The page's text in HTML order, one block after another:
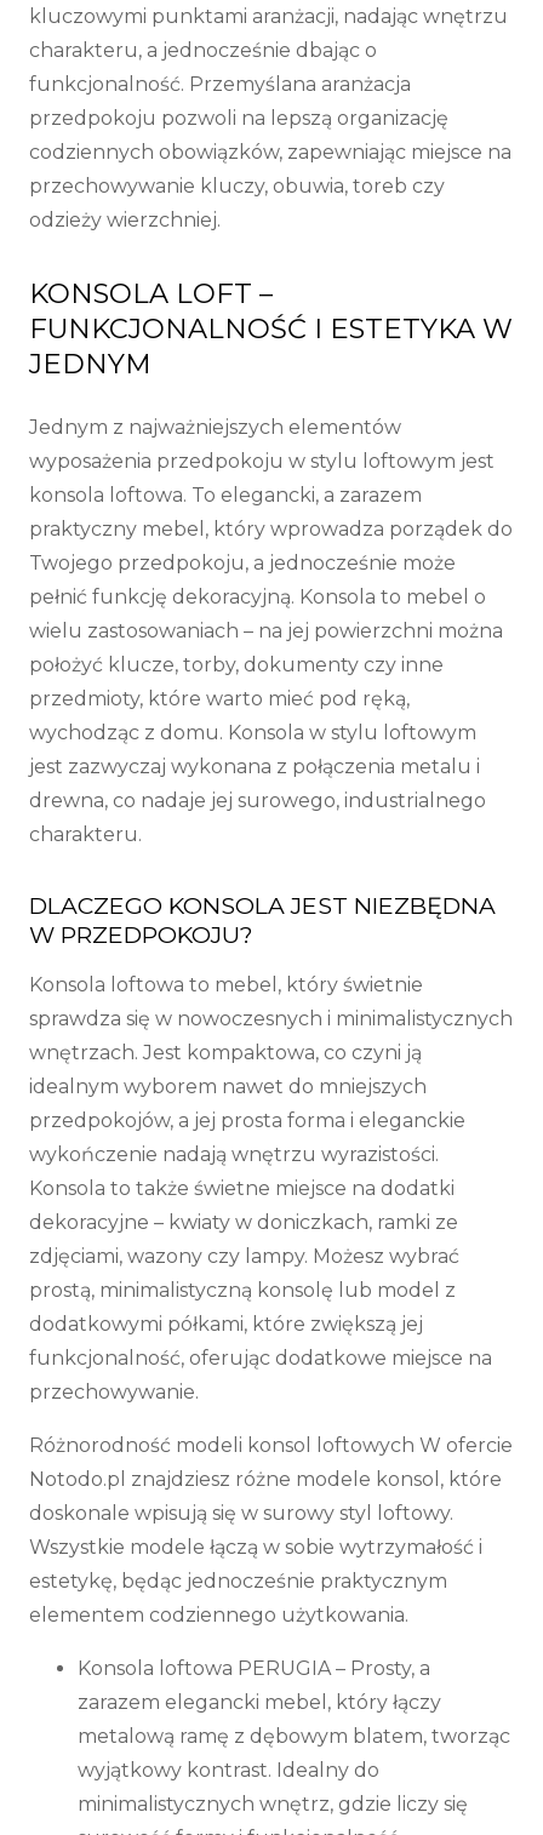
kluczowymi punktami aranżacji, nadając wnętrzu
charakteru, a jednocześnie dbając o
funkcjonalność. Przemyślana aranżacja
przedpokoju pozwoli na lepszą organizację
codziennych obowiązków, zapewniając miejsce na
przechowywanie kluczy, obuwia, toreb czy
odzieży wierzchniej.
KONSOLA LOFT –
FUNKCJONALNOŚĆ I ESTETYKA W
JEDNYM
Jednym z najważniejszych elementów
wyposażenia przedpokoju w stylu loftowym jest
konsola loftowa. To elegancki, a zarazem
praktyczny mebel, który wprowadza porządek do
Twojego przedpokoju, a jednocześnie może
pełnić funkcję dekoracyjną. Konsola to mebel o
wielu zastosowaniach – na jej powierzchni można
położyć klucze, torby, dokumenty czy inne
przedmioty, które warto mieć pod ręką,
wychodząc z domu. Konsola w stylu loftowym
jest zazwyczaj wykonana z połączenia metalu i
drewna, co nadaje jej surowego, industrialnego
charakteru.
DLACZEGO KONSOLA JEST NIEZBĘDNA
W PRZEDPOKOJU?
Konsola loftowa to mebel, który świetnie
sprawdza się w nowoczesnych i minimalistycznych
wnętrzach. Jest kompaktowa, co czyni ją
idealnym wyborem nawet do mniejszych
przedpokojów, a jej prosta forma i eleganckie
wykończenie nadają wnętrzu wyrazistości.
Konsola to także świetne miejsce na dodatki
dekoracyjne – kwiaty w doniczkach, ramki ze
zdjęciami, wazony czy lampy. Możesz wybrać
prostą, minimalistyczną konsolę lub model z
dodatkowymi półkami, które zwiększą jej
funkcjonalność, oferując dodatkowe miejsce na
przechowywanie.
Różnorodność modeli konsol loftowych W ofercie
Notodo.pl znajdziesz różne modele konsol, które
doskonale wpisują się w surowy styl loftowy.
Wszystkie modele łączą w sobie wytrzymałość i
estetykę, będąc jednocześnie praktycznym
elementem codziennego użytkowania.
Konsola loftowa PERUGIA– Prosty, a
zarazem elegancki mebel, który łączy
metalową ramę z dębowym blatem, tworząc
wyjątkowy kontrast. Idealny do
minimalistycznych wnętrz, gdzie liczy się